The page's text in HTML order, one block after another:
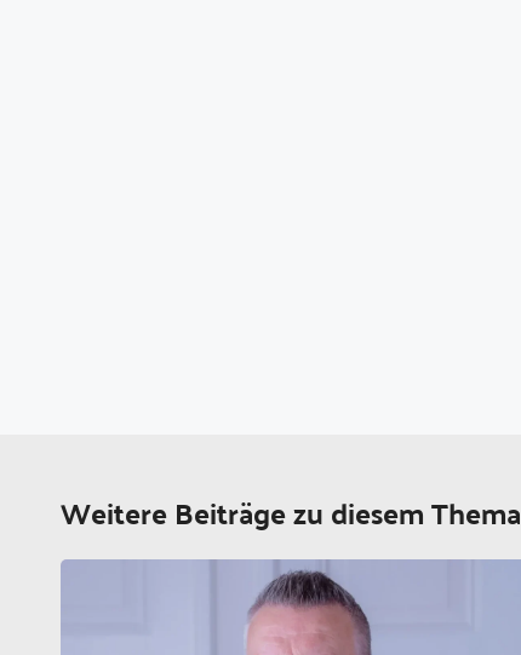
Weitere Beiträge zu diesem Thema